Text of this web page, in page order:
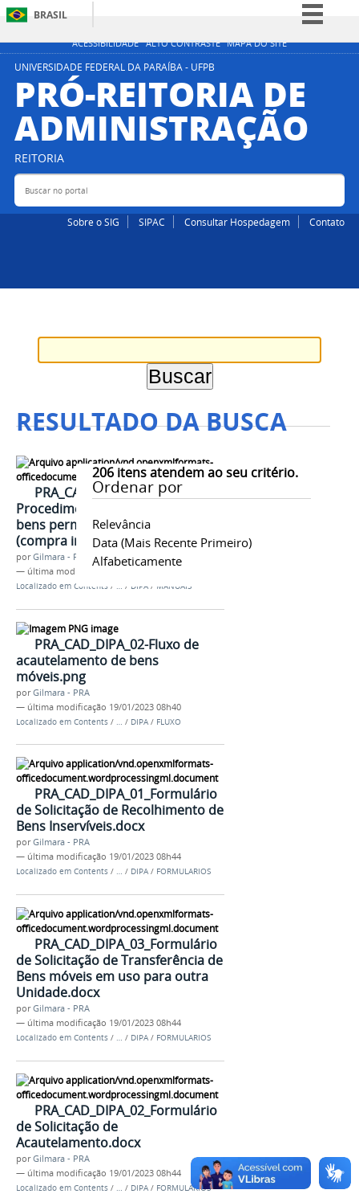
ACESSIBILIDADE ALTO CONTRASTE MAPA DO SITE
BRASIL
Simplifique!
Participe
Acesso à informação
Legislação
UNIVERSIDADE FEDERAL DA PARAÍBA - UFPB
PRÓ-REITORIA DE
ADMINISTRAÇÃO
REITORIA
Buscar no portal
Sobre o SIG SIPAC Consultar Hospedagem Contato
RESULTADO DA BUSCA
206itens atendem ao seu critério.
Ordenar por
Relevância
Data (mais Recente Primeiro)
Alfabeticamente
PRA_CAD_DIPA_09-Manual de
Procedimentos - Cadastro de
bens permanentes por aquisição
(compra internacional).docx
porGilmara - PRA
— última modificação
Localizado em Contents / … / DIPA / MANUAIS
PRA_CAD_DIPA_02-Fluxo de
acautelamento de bens
móveis.png
porGilmara - PRA
— última modificação 19/01/2023 08h40
Localizado em Contents / / DIPA / FLUXO
PRA_CAD_DIPA_01_Formulário
de Solicitação de Recolhimento de
Bens Inservíveis.docx
porGilmara - PRA
— última modificação 19/01/2023 08h44
Localizado em Contents / … / DIPA / FORMULARIOS
PRA_CAD_DIPA_03_Formulário
de Solicitação de Transferência de
Bens móveis em uso para outra
Unidade.docx
porGilmara - PRA
— última modificação 19/01/2023 08h44
Localizado em Contents / … / DIPA / FORMULARIOS
PRA_CAD_DIPA_02_Formulário
de Solicitação de
Acautelamento.docx
porGilmara - PRA
— última modificação 19/01/2023 08h44
Localizado em Contents / … / DIPA / FORMULARIOS